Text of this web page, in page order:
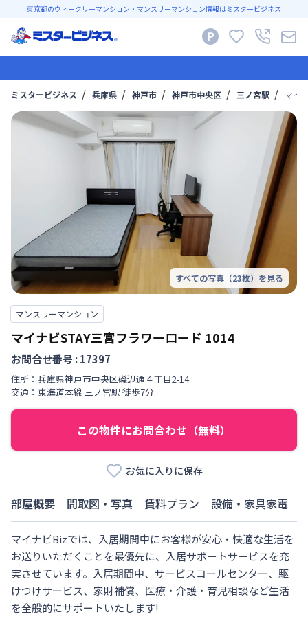
東京都のウィークリーマンション・マンスリーマンション情報はミスタービジネス
ミスタービジネス 兵庫県 神戸市 神戸市中央区 三ノ宮駅 マイ
すべての写真（23枚）を見る
マンスリーマンション
マイナビSTAY三宮フラワーロード 1014
お問合せ番号 :17397
住所： 兵庫県神戸市中央区磯辺通 ４丁目2-14
交通： 東海道本線 三ノ宮駅 徒歩7分
この物件にお問合わせ（無料）
お気に入りに保存
部屋概要 間取図・写真 賃料プラン 設備・家具家電
マイナビBizでは、入居期間中にお客様が安心・快適な生活を
お送りいただくことを最優先に、入居サポートサービスを充
実させています。入居期間中、サービスコールセンター、駆
けつけサービス、家財補償、医療・介護・育児相談など生活
を全般的にサポートいたします!